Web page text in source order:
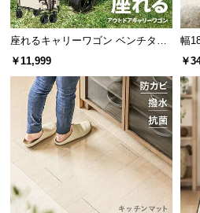
安全に使える耐荷重設計
耐荷重は約25㎏で、お料理を
などでも安心して楽しむこと
座れるキャリーワゴン ベンチタイ
プ 大容量120L 耐荷重150kg
￥11,999
幅
007
￥